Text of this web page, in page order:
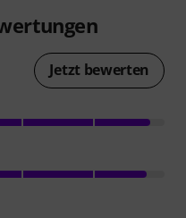
Jetzt bewerten